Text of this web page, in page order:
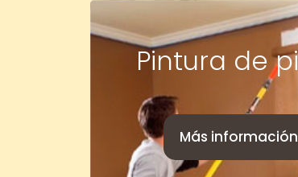
Pintura de
Más información